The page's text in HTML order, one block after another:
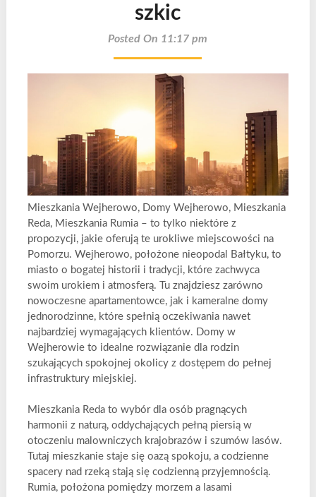
szkic
Posted On 11:17 pm
Mieszkania Wejherowo, Domy Wejherowo, Mieszkania
Reda, Mieszkania Rumia – to tylko niektóre z
propozycji, jakie oferują te urokliwe miejscowości na
Pomorzu. Wejherowo, położone nieopodal Bałtyku, to
miasto o bogatej historii i tradycji, które zachwyca
swoim urokiem i atmosferą. Tu znajdziesz zarówno
nowoczesne apartamentowce, jak i kameralne domy
jednorodzinne, które spełnią oczekiwania nawet
najbardziej wymagających klientów. Domy w
Wejherowie to idealne rozwiązanie dla rodzin
szukających spokojnej okolicy z dostępem do pełnej
infrastruktury miejskiej.
Mieszkania Reda to wybór dla osób pragnących
harmonii z naturą, oddychających pełną piersią w
otoczeniu malowniczych krajobrazów i szumów lasów.
Tutaj mieszkanie staje się oazą spokoju, a codzienne
spacery nad rzeką stają się codzienną przyjemnością.
Rumia, położona pomiędzy morzem a lasami